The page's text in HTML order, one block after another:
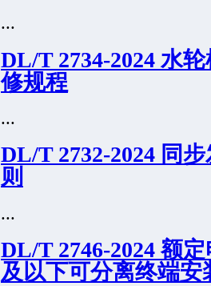
...
DL/T 2734-2024 水
修规程
...
DL/T 2732-2024 同
则
...
DL/T 2746-2024 额
及以下可分离终端安